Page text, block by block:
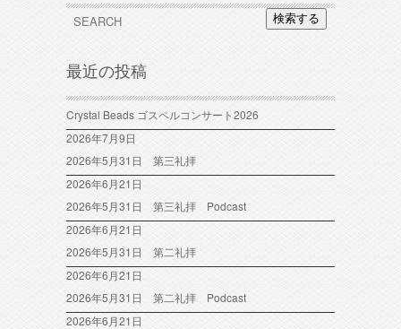
検索する
最近の投稿
Crystal Beads ゴスペルコンサート2026
2026年7月9日
2026年5月31日 第三礼拝
2026年6月21日
2026年5月31日 第三礼拝 Podcast
2026年6月21日
2026年5月31日 第二礼拝
2026年6月21日
2026年5月31日 第二礼拝 Podcast
2026年6月21日